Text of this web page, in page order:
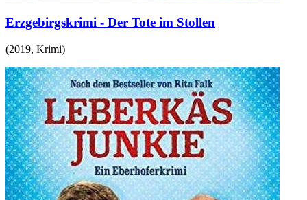
Erzgebirgskrimi - Der Tote im Stollen
(2019, Krimi)